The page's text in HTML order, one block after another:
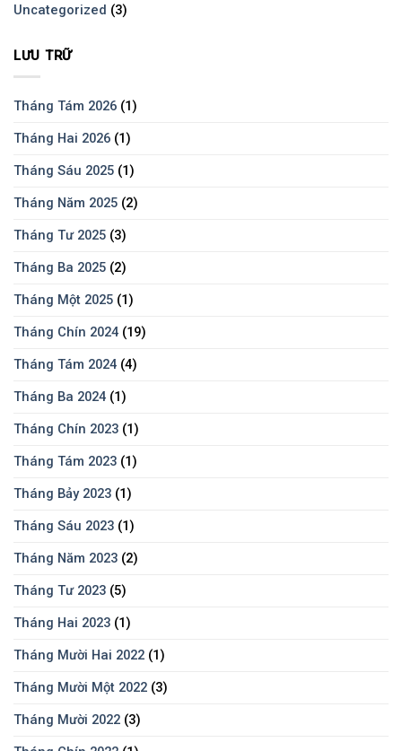
Uncategorized (3)
LƯU TRỮ
Tháng Tám 2026 (1)
Tháng Hai 2026 (1)
Tháng Sáu 2025 (1)
Tháng Năm 2025 (2)
Tháng Tư 2025 (3)
Tháng Ba 2025 (2)
Tháng Một 2025 (1)
Tháng Chín 2024 (19)
Tháng Tám 2024 (4)
Tháng Ba 2024 (1)
Tháng Chín 2023 (1)
Tháng Tám 2023 (1)
Tháng Bảy 2023 (1)
Tháng Sáu 2023 (1)
Tháng Năm 2023 (2)
Tháng Tư 2023 (5)
Tháng Hai 2023 (1)
Tháng Mười Hai 2022 (1)
Tháng Mười Một 2022 (3)
Tháng Mười 2022 (3)